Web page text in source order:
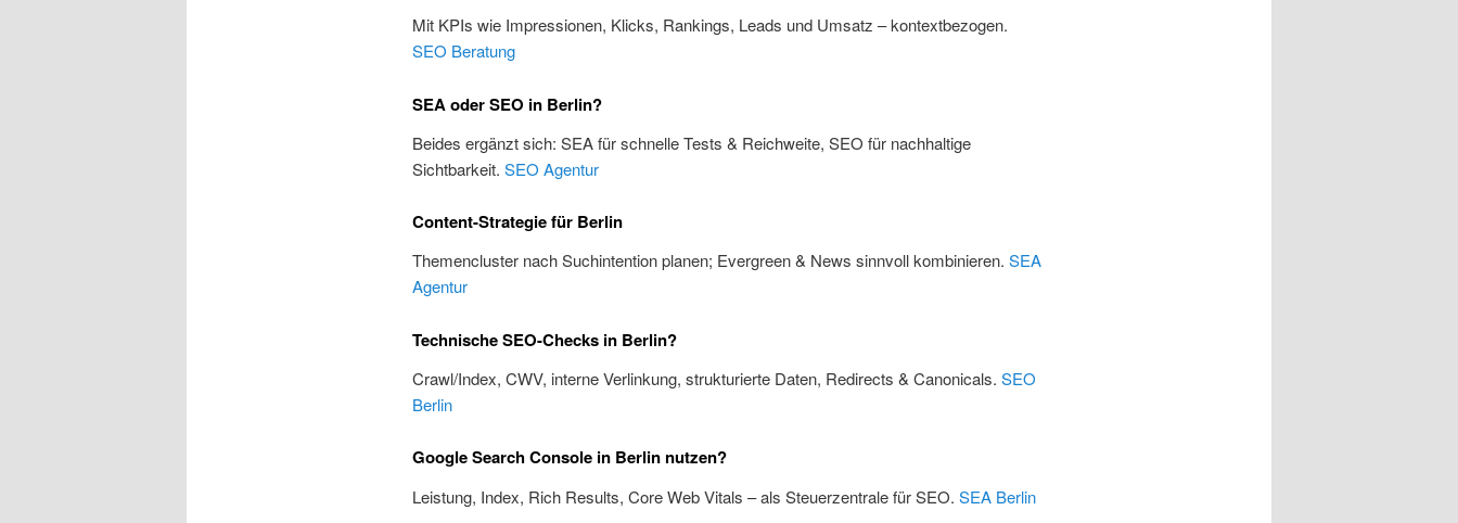
Mit KPIs wie Impressionen, Klicks, Rankings, Leads und Umsatz – kontextbezogen.
SEO Beratung
SEA oder SEO in Berlin?
Beides ergänzt sich: SEA für schnelle Tests & Reichweite, SEO für nachhaltige
Sichtbarkeit. SEO Agentur
Content-Strategie für Berlin
Themencluster nach Suchintention planen; Evergreen & News sinnvoll kombinieren. SEA
Agentur
Technische SEO-Checks in Berlin?
Crawl/Index, CWV, interne Verlinkung, strukturierte Daten, Redirects & Canonicals. SEO
Berlin
Google Search Console in Berlin nutzen?
Leistung, Index, Rich Results, Core Web Vitals – als Steuerzentrale für SEO. SEA Berlin